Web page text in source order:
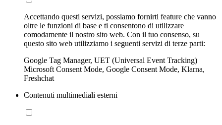
Accettando questi servizi, possiamo fornirti feature che vanno
oltre le funzioni di base e ti consentono di utilizzare
comodamente il nostro sito web. Con il tuo consenso, su
questo sito web utilizziamo i seguenti servizi di terze parti:
Google Tag Manager, UET (Universal Event Tracking)
Microsoft Consent Mode, Google Consent Mode, Klarna,
Freshchat
Contenuti multimediali esterni